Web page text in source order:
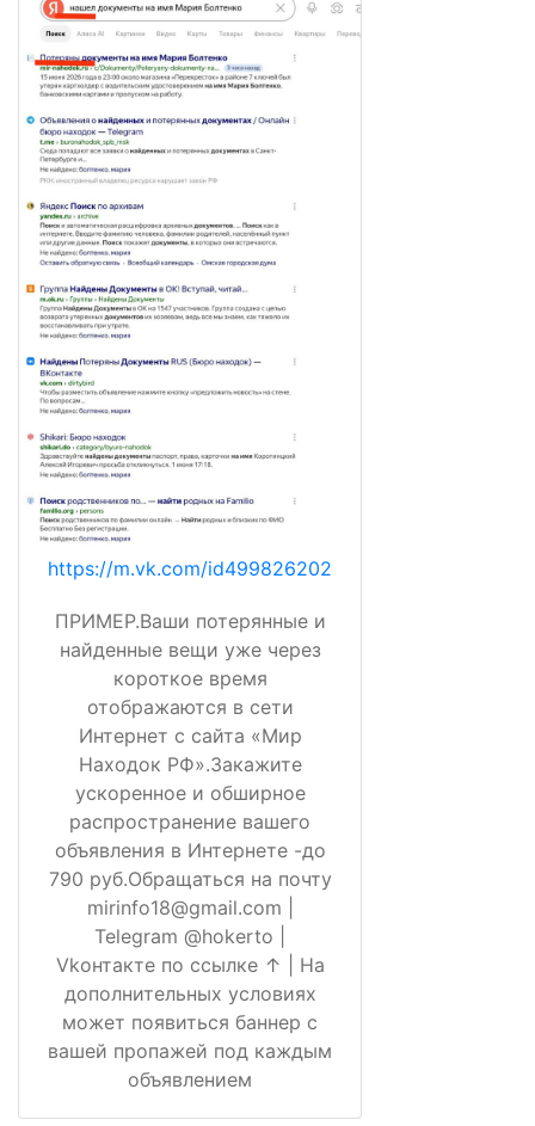
https://m.vk.com/id499826202
ПРИМЕР.Ваши потерянные и
найденные вещи уже через
короткое время
отображаются в сети
Интернет с сайта «Мир
Находок РФ».Закажите
ускоренное и обширное
распространение вашего
объявления в Интернете -до
790 руб.Обращаться на почту
mirinfo18@gmail.com |
Telegram @hokerto |
Vkонтакте по ссылке ↑ | На
дополнительных условиях
может появиться баннер с
вашей пропажей под каждым
объявлением